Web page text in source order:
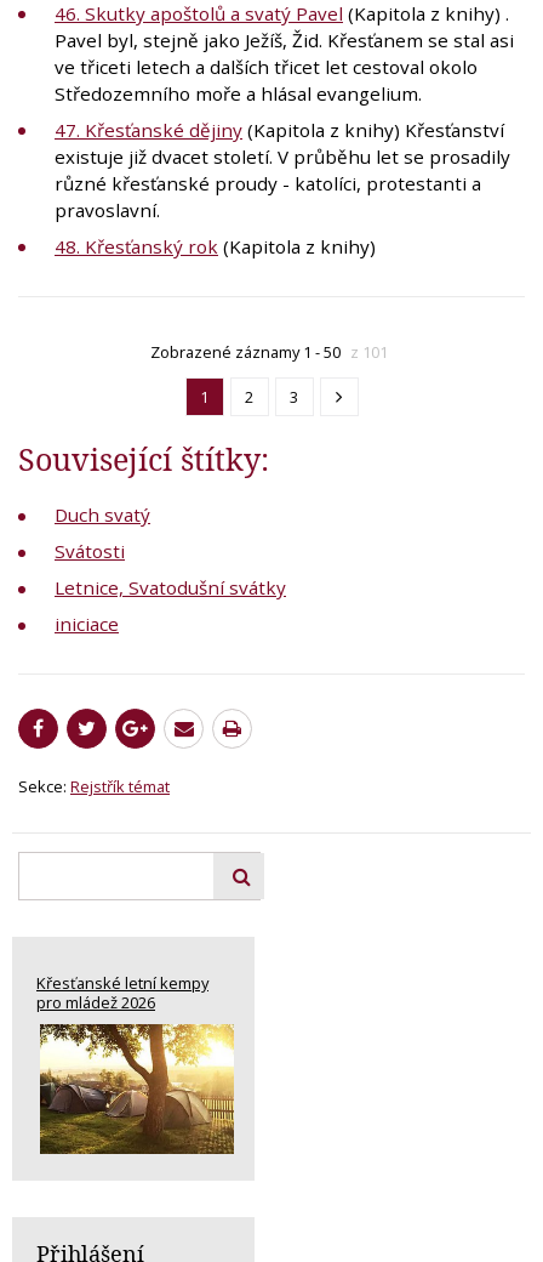
46. Skutky apoštolů a svatý Pavel (Kapitola z knihy) .
Pavel byl, stejně jako Ježíš, Žid. Křesťanem se stal asi
ve třiceti letech a dalších třicet let cestoval okolo
Středozemního moře a hlásal evangelium.
47. Křesťanské dějiny (Kapitola z knihy) Křesťanství
existuje již dvacet století. V průběhu let se prosadily
různé křesťanské proudy - katolíci, protestanti a
pravoslavní.
48. Křesťanský rok (Kapitola z knihy)
Zobrazené záznamy 1 - 50 z 101
1 2 3
Související štítky:
Duch svatý
Svátosti
Letnice, Svatodušní svátky
iniciace
Sekce: Rejstřík témat
Křesťanské letní kempy
pro mládež 2026
Přihlášení